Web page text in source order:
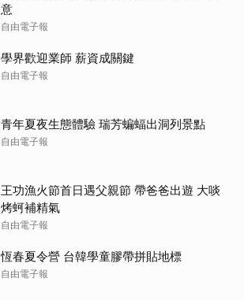
意
自由電子報
學界歡迎業師 薪資成關鍵
自由電子報
青年夏夜生態體驗 瑞芳蝙蝠出洞列景點
自由電子報
王功漁火節首日遇父親節 帶爸爸出遊 大啖
烤蚵補精氣
自由電子報
恆春夏令營 台韓學童膠帶拼貼地標
自由電子報